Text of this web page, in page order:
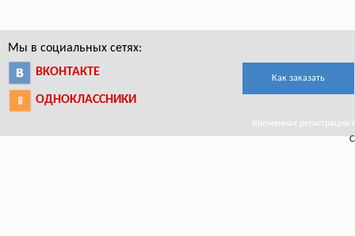
Мы в социальных сетях:
ВКОНТАКТЕ
ОДНОКЛАССНИКИ
Как заказать
Временная